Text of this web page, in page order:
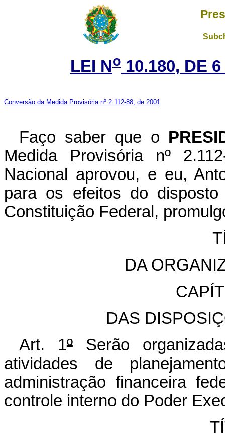
LEI No 10.180, DE
Conversão da Medida Provisória nº 2.112-88, de 2001
Faço saber que o
Medida Provisória nº
Nacional aprovou, e eu,
para os efeitos do
Constituição Federal,
DA
DAS
Art. 1ºSerão
atividades de
administração financeira
controle interno do Poder